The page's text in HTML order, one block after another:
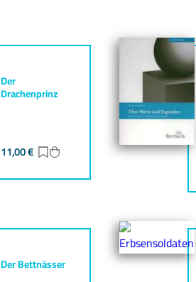
Der
Drachenprinz
11,00€ Zur Merkliste hinzufügen
Zum Warenkorb hinzufügen
Der Bettnässer